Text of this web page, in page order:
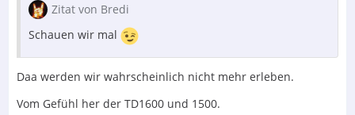
Zitat von Bredi
Schauen wir mal
Daa werden wir wahrscheinlich nicht mehr erleben.
Vom Gefühl her der TD1600 und 1500.